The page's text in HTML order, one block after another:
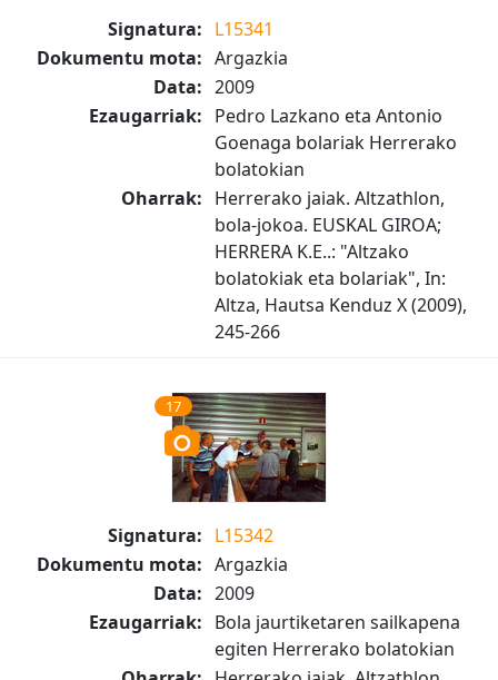
Signatura: L15341
Dokumentu mota: Argazkia
Data: 2009
Ezaugarriak: Pedro Lazkano eta Antonio
Goenaga bolariak Herrerako
bolatokian
Oharrak: Herrerako jaiak. Altzathlon,
bola-jokoa. EUSKAL GIROA;
HERRERA K.E..: "Altzako
bolatokiak eta bolariak", In:
Altza, Hautsa Kenduz X (2009),
245-266
17
Signatura: L15342
Dokumentu mota: Argazkia
Data: 2009
Ezaugarriak: Bola jaurtiketaren sailkapena
egiten Herrerako bolatokian